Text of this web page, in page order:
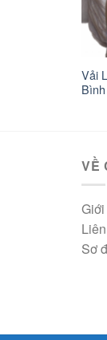
Vải
VỀ
Sơ